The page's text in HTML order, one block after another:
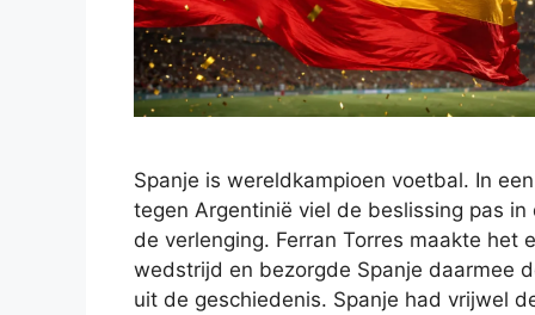
Spanje is wereldkampioen voetbal. In
tegen Argentinië viel de beslissing pas
de verlenging. Ferran Torres maakte het
wedstrijd en bezorgde Spanje daarmee
uit de geschiedenis. Spanje had vrijwel